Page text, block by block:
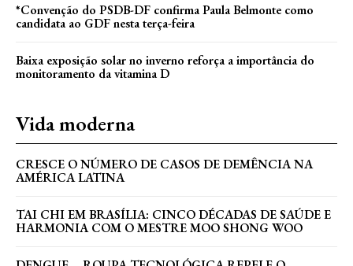
*Convenção do PSDB-DF confirma Paula Belmonte como
candidata ao GDF nesta terça-feira
Baixa exposição solar no inverno reforça a importância do
monitoramento da vitamina D
Vida moderna
CRESCE O NÚMERO DE CASOS DE DEMÊNCIA NA
AMÉRICA LATINA
TAI CHI EM BRASÍLIA: CINCO DÉCADAS DE SAÚDE E
HARMONIA COM O MESTRE MOO SHONG WOO